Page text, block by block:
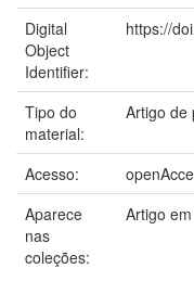
Digital
Object
Identifier:
https://
Tipo do
material:
Artigo de
Acesso:
Aparece
nas
coleções:
Artigo